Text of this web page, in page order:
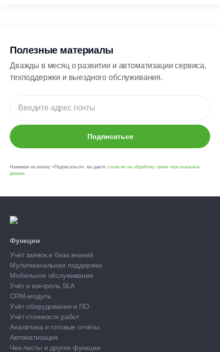
Полезные материалы
Дважды в месяц о развитии и автоматизации сервиса,
техподдержки и выездного обслуживания.
Подписаться
Нажимая на кнопку «Подписаться», вы даете согласие на обработку своих персональных
данных.
Функции
Учёт заявок и база знаний
Мультиканальная поддержка
Мобильное обслуживание
Учёт и контроль SLA
CRM-модуль
Учёт оборудования и ПО
Учёт стоимости работ
Аналитика и готовые отчёты
Автоматизация
Чек-листы и другие функции